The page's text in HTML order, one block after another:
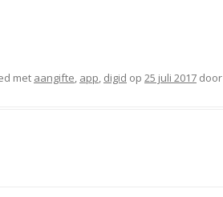
met aangifte app digid op 25 juli 2017 door